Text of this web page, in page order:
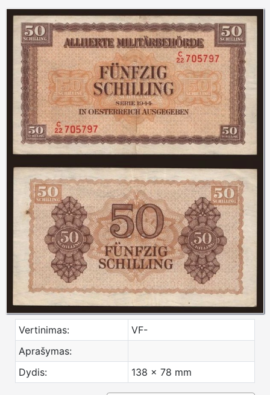
Vertinimas:
VF-
Aprašymas:
Dydis:
138 x 78 mm